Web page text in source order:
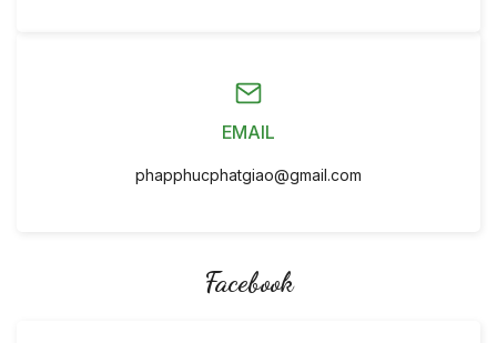
EMAIL
phapphucphatgiao@gmail.com
Facebook